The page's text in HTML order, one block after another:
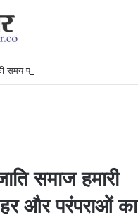
समाज हमारी
और परंपराओं का